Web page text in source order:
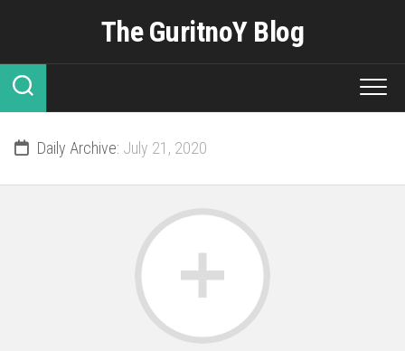
The GuritnoY Blog
Daily Archive: July 21, 2020